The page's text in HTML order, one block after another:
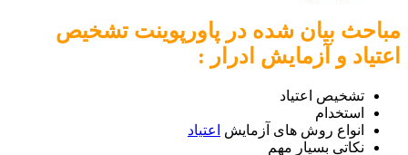
مباحث بیان شده در پاورپوینت تشخیص
اعتیاد و آزمایش ادرار :
تشخیص اعتیاد
استخدام
انواع روش های آزمایش
اعتیاد
نکاتی بسیار مهم